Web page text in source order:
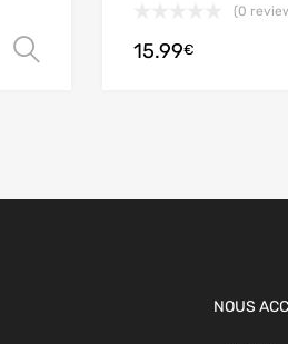
Choix des options
(0
15.99€
NOUS